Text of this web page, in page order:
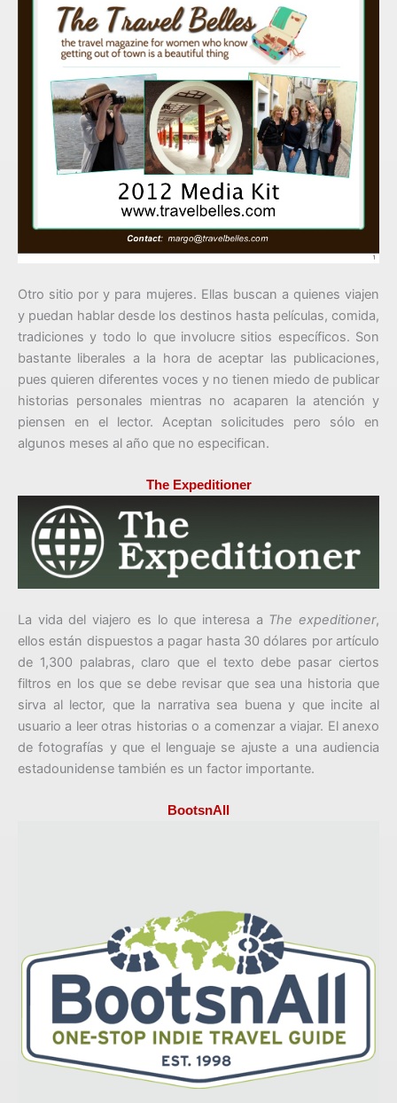
Otro sitio por y para mujeres. Ellas buscan a quienes viajen
y puedan hablar desde los destinos hasta películas, comida,
tradiciones y todo lo que involucre sitios específicos. Son
bastante liberales a la hora de aceptar las publicaciones,
pues quieren diferentes voces y no tienen miedo de publicar
historias personales mientras no acaparen la atención y
piensen en el lector. Aceptan solicitudes pero sólo en
algunos meses al año que no especifican.
The Expeditioner
La vida del viajero es lo que interesa a The expeditioner,
ellos están dispuestos a pagar hasta 30 dólares por artículo
de 1,300 palabras, claro que el texto debe pasar ciertos
filtros en los que se debe revisar que sea una historia que
sirva al lector, que la narrativa sea buena y que incite al
usuario a leer otras historias o a comenzar a viajar. El anexo
de fotografías y que el lenguaje se ajuste a una audiencia
estadounidense también es un factor importante.
BootsnAll